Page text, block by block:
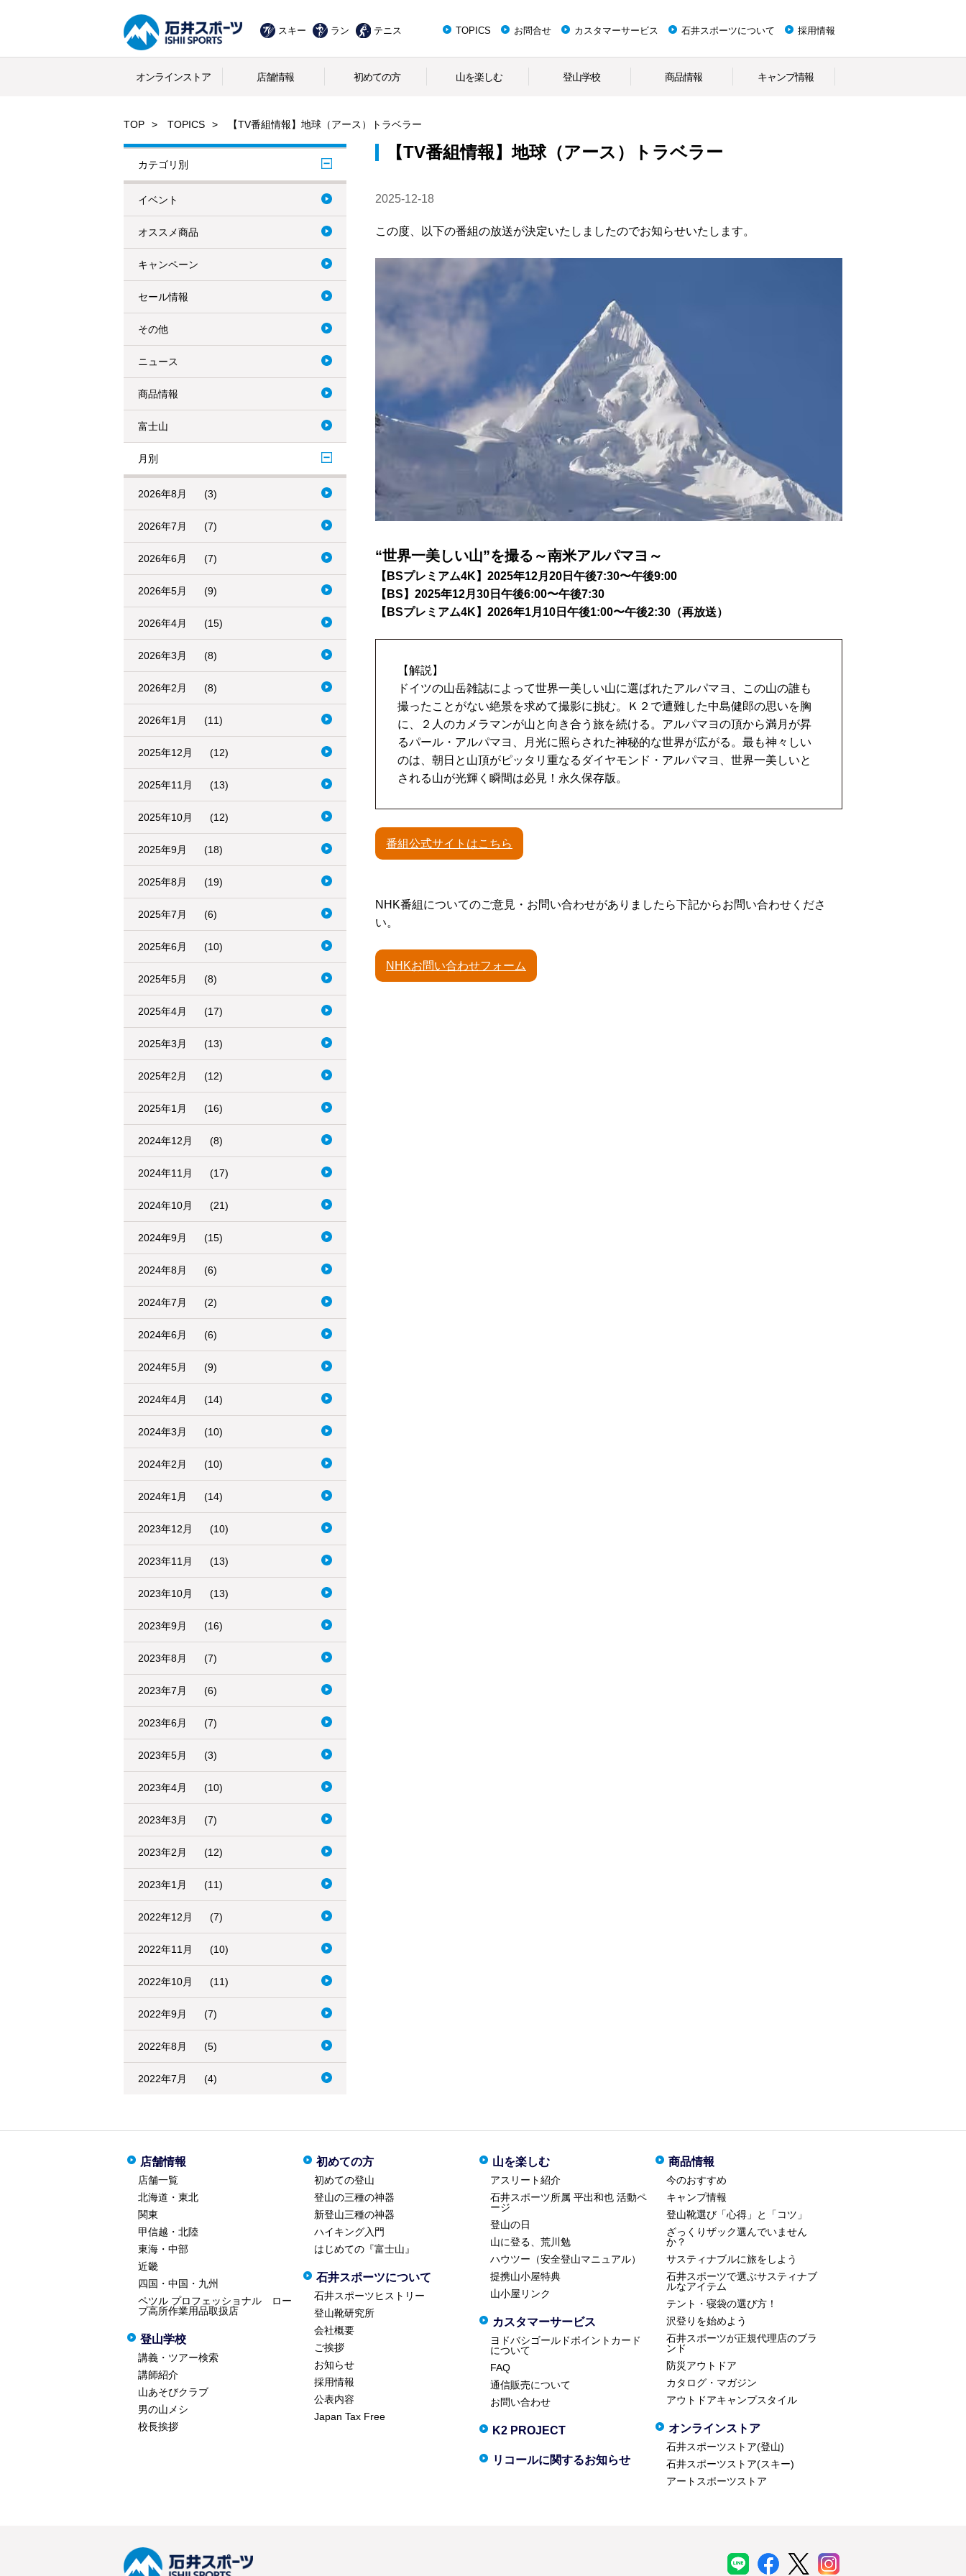
スキー ラン テニス TOPICS お問合せ カスタマーサービス 石井スポーツについて 採用情報
オンラインストア 店舗情報 初めての方 山を楽しむ 登山学校 商品情報 キャンプ情報
TOP TOPICS 【TV番組情報】地球（アース）トラベラー
カテゴリ別
イベント
オススメ商品
キャンペーン
セール情報
その他
ニュース
商品情報
富士山
月別
2026年8月 (3)
2026年7月 (7)
2026年6月 (7)
2026年5月 (9)
2026年4月 (15)
2026年3月 (8)
2026年2月 (8)
2026年1月 (11)
2025年12月 (12)
2025年11月 (13)
2025年10月 (12)
2025年9月 (18)
2025年8月 (19)
2025年7月 (6)
2025年6月 (10)
2025年5月 (8)
2025年4月 (17)
2025年3月 (13)
2025年2月 (12)
2025年1月 (16)
2024年12月 (8)
2024年11月 (17)
2024年10月 (21)
2024年9月 (15)
2024年8月 (6)
2024年7月 (2)
2024年6月 (6)
2024年5月 (9)
2024年4月 (14)
2024年3月 (10)
2024年2月 (10)
2024年1月 (14)
2023年12月 (10)
2023年11月 (13)
2023年10月 (13)
2023年9月 (16)
2023年8月 (7)
2023年7月 (6)
2023年6月 (7)
2023年5月 (3)
2023年4月 (10)
2023年3月 (7)
2023年2月 (12)
2023年1月 (11)
2022年12月 (7)
2022年11月 (10)
2022年10月 (11)
2022年9月 (7)
2022年8月 (5)
2022年7月 (4)
【TV番組情報】地球（アース）トラベラー
2025-12-18
この度、以下の番組の放送が決定いたしましたのでお知らせいたします。
“世界一美しい山”を撮る～南米アルパマヨ～
【BSプレミアム4K】2025年12月20日午後7:30〜午後9:00
【BS】2025年12月30日午後6:00〜午後7:30
【BSプレミアム4K】2026年1月10日午後1:00〜午後2:30（再放送）
【解説】
ドイツの山岳雑誌によって世界一美しい山に選ばれたアルパマヨ、この山の誰も
撮ったことがない絶景を求めて撮影に挑む。Ｋ２で遭難した中島健郎の思いを胸
に、２人のカメラマンが山と向き合う旅を続ける。アルパマヨの頂から満月が昇
るパール・アルパマヨ、月光に照らされた神秘的な世界が広がる。最も神々しい
のは、朝日と山頂がピッタリ重なるダイヤモンド・アルパマヨ、世界一美しいと
される山が光輝く瞬間は必見！永久保存版。
番組公式サイトはこちら
NHK番組についてのご意見・お問い合わせがありましたら下記からお問い合わせくださ
い。
NHKお問い合わせフォーム
店舗情報
店舗一覧
北海道・東北
関東
甲信越・北陸
東海・中部
近畿
四国・中国・九州
ペツル プロフェッショナル ロー
プ高所作業用品取扱店
登山学校
講義・ツアー検索
講師紹介
山あそびクラブ
男の山メシ
校長挨拶
初めての方
初めての登山
登山の三種の神器
新登山三種の神器
ハイキング入門
はじめての『富士山』
石井スポーツについて
石井スポーツヒストリー
登山靴研究所
会社概要
ご挨拶
お知らせ
採用情報
公表内容
Japan Tax Free
山を楽しむ
アスリート紹介
石井スポーツ所属 平出和也 活動ペ
ージ
登山の日
山に登る、荒川勉
ハウツー（安全登山マニュアル）
提携山小屋特典
山小屋リンク
カスタマーサービス
ヨドバシゴールドポイントカード
について
FAQ
通信販売について
お問い合わせ
K2 PROJECT
リコールに関するお知らせ
商品情報
今のおすすめ
キャンプ情報
登山靴選び「心得」と「コツ」
ざっくりザック選んでいません
か？
サスティナブルに旅をしよう
石井スポーツで選ぶサスティナブ
ルなアイテム
テント・寝袋の選び方！
沢登りを始めよう
石井スポーツが正規代理店のブラ
ンド
防災アウトドア
カタログ・マガジン
アウトドアキャンプスタイル
オンラインストア
石井スポーツストア(登山)
石井スポーツストア(スキー)
アートスポーツストア